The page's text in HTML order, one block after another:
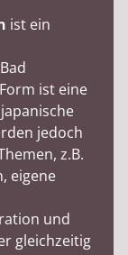
ist ein
ist eine
jedoch
z.B.
eigene
und
gleichzeitig